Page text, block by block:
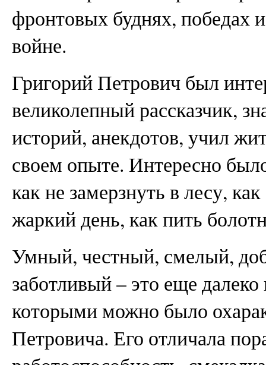
фронтовых буднях, победах
войне.
Григорий Петрович был
великолепный рассказчик,
историй, анекдотов, учил
своем опыте. Интересно
как не замерзнуть в лесу,
жаркий день, как пить
Умный, честный, смелый,
заботливый – это еще далеко
которыми можно было
Петровича. Его отличала